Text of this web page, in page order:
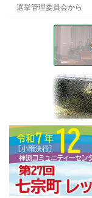
選挙管理委員会から